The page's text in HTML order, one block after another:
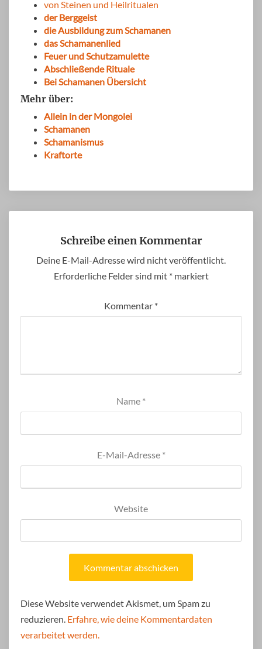
von Steinen und Heilritualen
der Berggeist
die Ausbildung zum Schamanen
das Schamanenlied
Feuer und Schutzamulette
Abschließende Rituale
Bei Schamanen Übersicht
Mehr über:
Allein in der Mongolei
Schamanen
Schamanismus
Kraftorte
Schreibe einen Kommentar
Deine E-Mail-Adresse wird nicht veröffentlicht.
Erforderliche Felder sind mit *markiert
Kommentar *
Name *
E-Mail-Adresse *
Website
Diese Website verwendet Akismet, um Spam zu
reduzieren. Erfahre, wie deine Kommentardaten
verarbeitet werden.